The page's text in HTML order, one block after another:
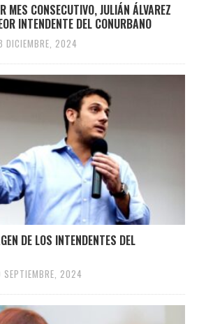
MES CONSECUTIVO, JULIÁN ÁLVAREZ
INTENDENTE DEL CONURBANO
DICIEMBRE, 2024
DE LOS INTENDENTES DEL
SEPTIEMBRE, 2024